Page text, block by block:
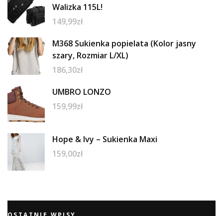
Walizka 115L!
149,99zł
M368 Sukienka popielata (Kolor jasny
szary, Rozmiar L/XL)
186,30zł
UMBRO LONZO
159,99zł
Hope & Ivy – Sukienka Maxi
159,00zł